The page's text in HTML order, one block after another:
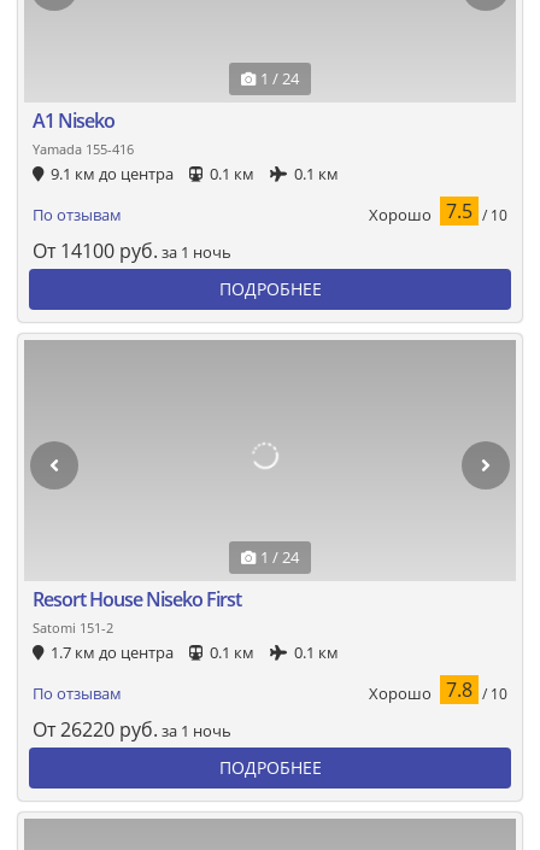
1 / 24
A1 Niseko
Yamada 155-416
9.1 км до центра 0.1 км
0.1 км
По отзывам
Хорошо 7.5 / 10
От 14100 руб. за 1 ночь
ПОДРОБНЕЕ
1 / 24
Resort House Niseko First
Satomi 151-2
1.7 км до центра 0.1 км
0.1 км
По отзывам
Хорошо 7.8 / 10
От26220 руб. за 1 ночь
ПОДРОБНЕЕ